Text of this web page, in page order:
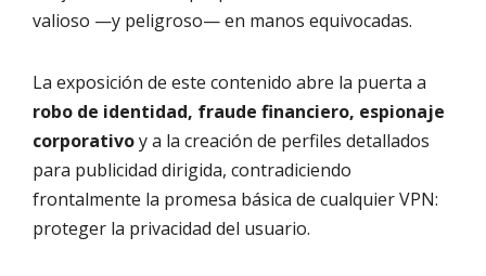
valioso —y peligroso— en manos equivocadas.
La exposición de este contenido abre la puerta a
robo de identidad, fraude financiero, espionaje
corporativoy a la creación de perfiles detallados
para publicidad dirigida, contradiciendo
frontalmente la promesa básica de cualquier VPN:
proteger la privacidad del usuario.